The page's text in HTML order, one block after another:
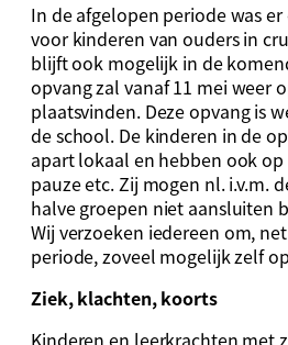
In de afgelopen periode was
voor kinderen van ouders in
blijft ook mogelijk in de
opvang zal vanaf 11 mei weer
plaatsvinden. Deze opvang is
de school. De kinderen in de
apart lokaal en hebben ook
pauze etc. Zij mogen nl. i.v.m.
halve groepen niet aansluiten
Wij verzoeken iedereen om,
periode, zoveel mogelijk zelf
Ziek, klachten, koorts
Kinderen en leerkrachten met